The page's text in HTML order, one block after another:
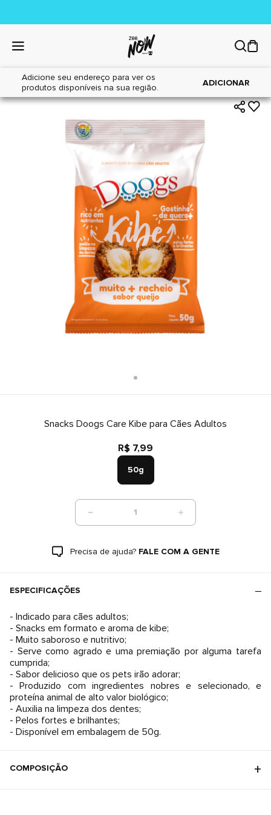
Adicione seu endereço para ver os
produtos disponíveis na sua região.
ADICIONAR
Home|Cães|Petiscos
Snacks Doogs Care Kibe para Cães Adultos
R$ 7,99
50g
1
Precisa de ajuda? FALE COM A GENTE
ESPECIFICAÇÕES
- Indicado para cães adultos;
- Snacks em formato e aroma de kibe;
- Muito saboroso e nutritivo;
- Serve como agrado e uma premiação por alguma tarefa
cumprida;
- Sabor delicioso que os pets irão adorar;
- Produzido com ingredientes nobres e selecionado, e
proteína animal de alto valor biológico;
- Auxilia na limpeza dos dentes;
- Pelos fortes e brilhantes;
- Disponível em embalagem de 50g.
COMPOSIÇÃO